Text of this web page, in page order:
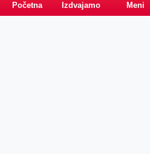
Početna Izdvajamo Meni